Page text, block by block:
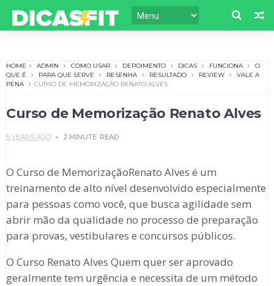
HOME ADMIN COMO USAR DEPOIMENTO DICAS FUNCIONA
O
QUE É
PARA QUE SERVE RESENHA RESULTADO REVIEW
VALE A
PENA
CURSO DE MEMORIZAÇÃO RENATO ALVES
Curso de Memorização Renato Alves
5 YEARS AGO 2 MINUTE READ
O Curso de MemorizaçãoRenato Alves é um
treinamento de alto nível desenvolvido especialmente
para pessoas como você, que busca agilidade sem
abrir mão da qualidade no processo de preparação
para provas, vestibulares e concursos públicos.
O Curso Renato Alves Quem quer ser aprovado
geralmente tem urgência e necessita de um método